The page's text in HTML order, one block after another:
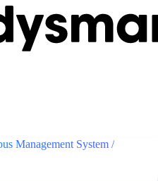
Management System /